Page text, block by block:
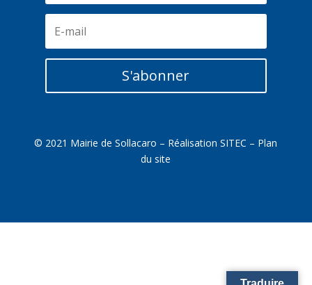
S'abonner
© 2021 Mairie de Sollacaro – RéalisationSITEC – Plan
du site